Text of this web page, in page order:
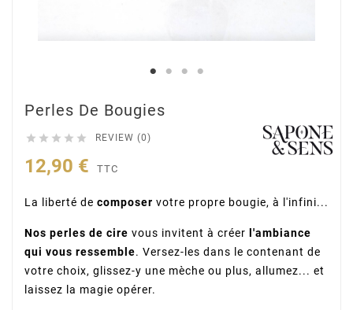
Perles De Bougies
     REVIEW (0)
12,90 € TTC
La liberté de composer votre propre bougie, à l'infini...
Nos perles de cire vous invitent à créer
l'ambiance
qui vous ressemble. Versez-les dans le contenant de
votre choix, glissez-y une mèche ou plus, allumez... et
laissez la magie opérer.